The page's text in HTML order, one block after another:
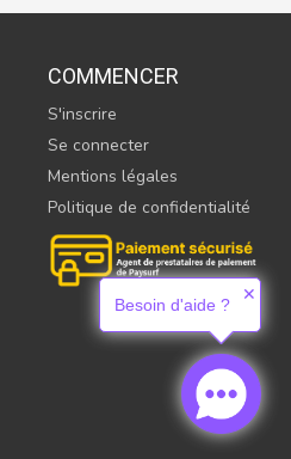
COMMENCER
S'inscrire
Se connecter
Mentions légales
Politique de confidentialité
Besoin d'aide ?
✕